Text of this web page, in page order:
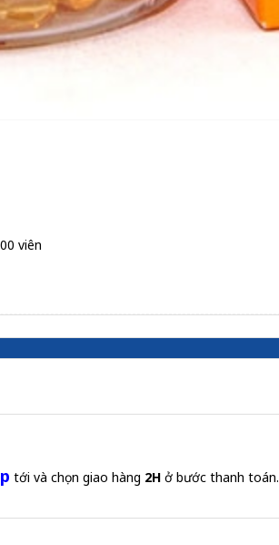
viên
tới và chọn giao hàng 2H ở bước thanh toán.